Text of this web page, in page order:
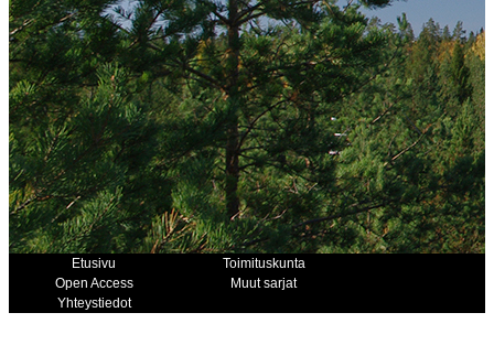
Etusivu
Toimituskunta
Open Access
Muut sarjat
Yhteystiedot